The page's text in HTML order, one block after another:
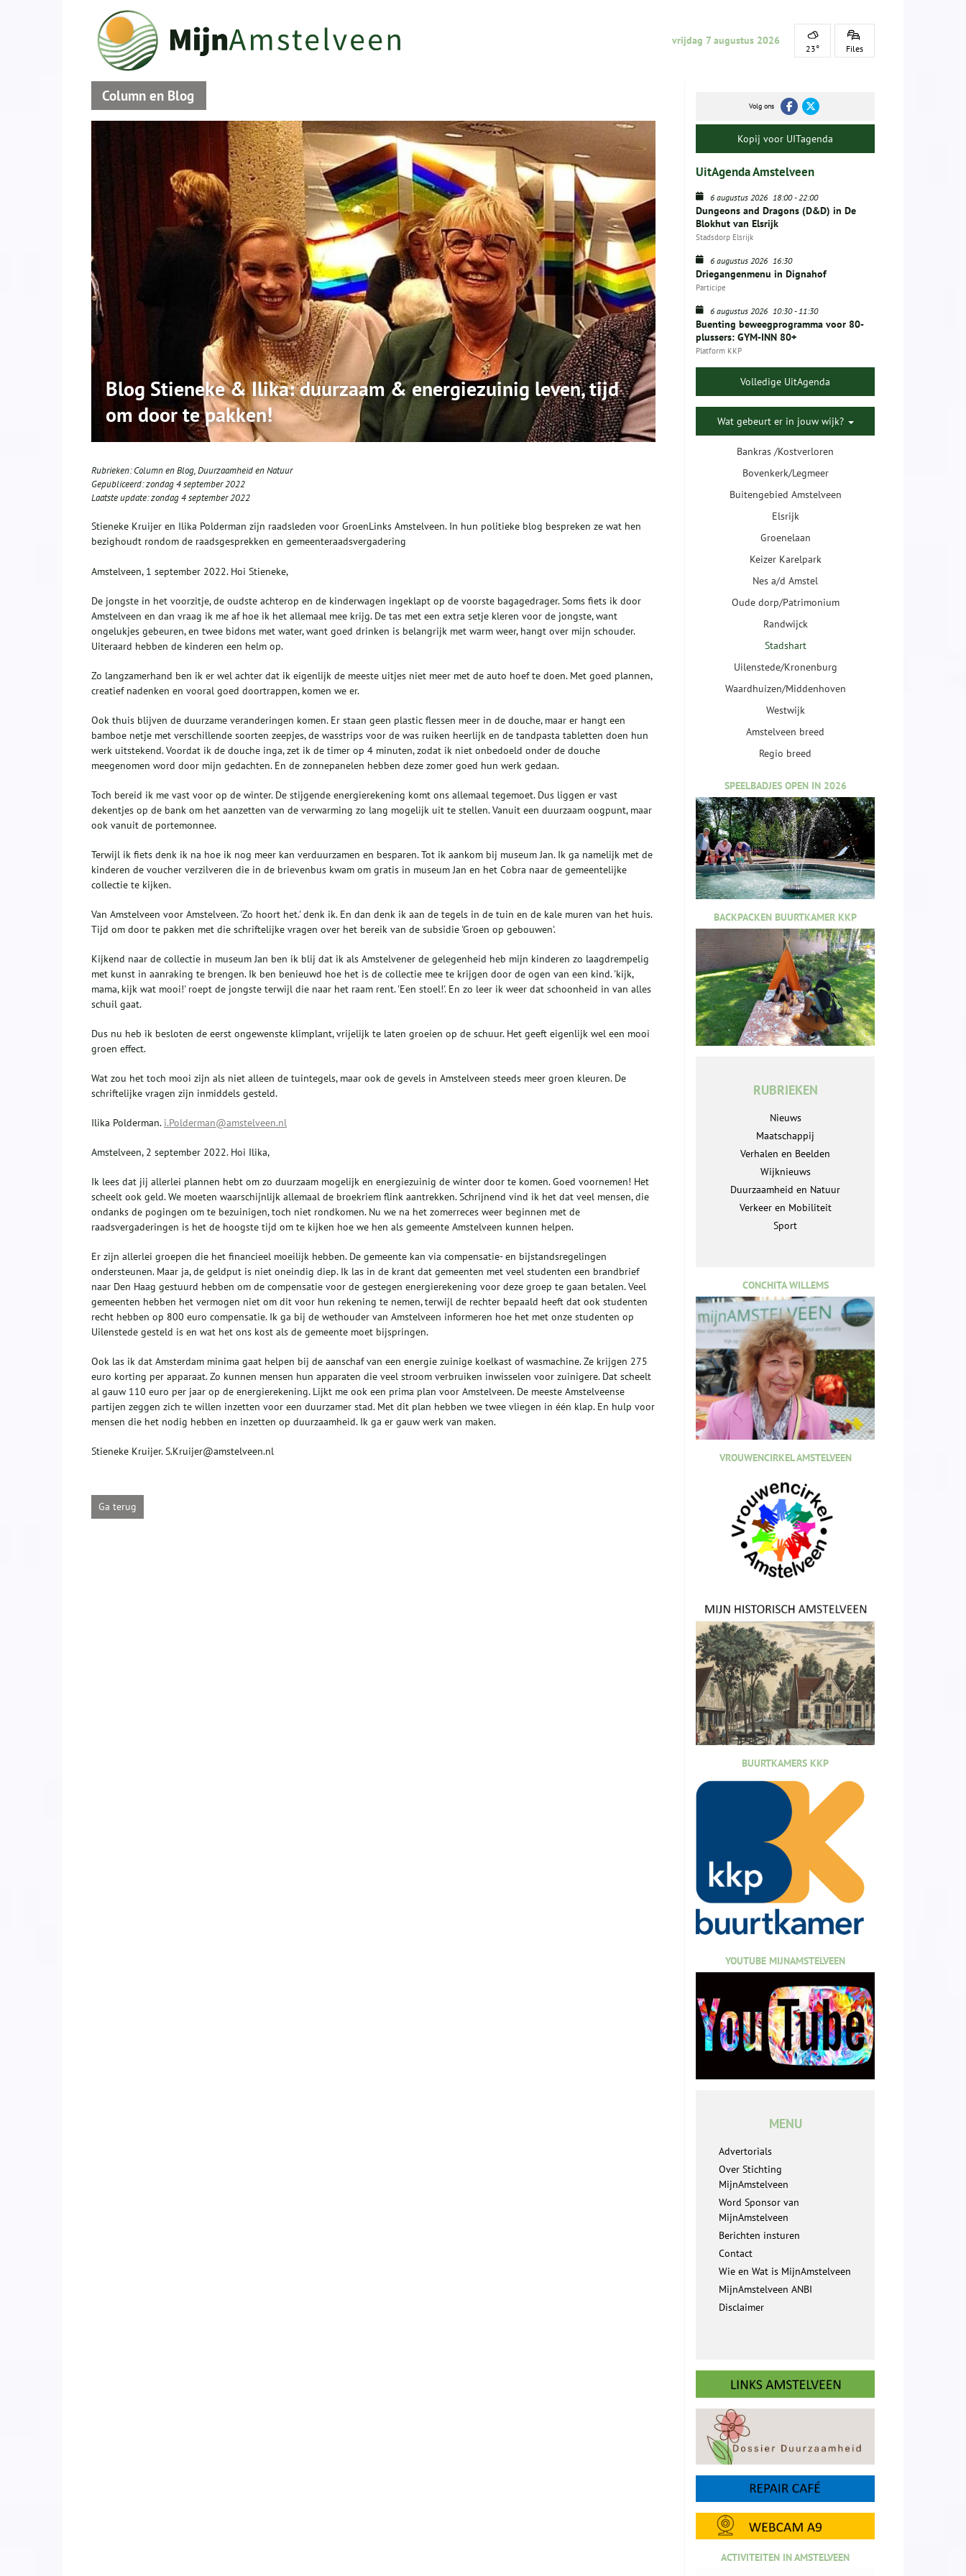
vrijdag 7 augustus 2026
23° Files
Column en Blog
Blog Stieneke & Ilika: duurzaam & energiezuinig leven, tijd
om door te pakken!
Rubrieken:Column en Blog,Duurzaamheid en Natuur
Gepubliceerd:zondag 4 september 2022
Laatste update:zondag 4 september 2022
Stieneke Kruijer en Ilika Polderman zijn raadsleden voor GroenLinks Amstelveen. In hun politieke blog bespreken ze wat hen
bezighoudt rondom de raadsgesprekken en gemeenteraadsvergadering
Amstelveen, 1 september 2022. Hoi Stieneke,
De jongste in het voorzitje, de oudste achterop en de kinderwagen ingeklapt op de voorste bagagedrager. Soms fiets ik door
Amstelveen en dan vraag ik me af hoe ik het allemaal mee krijg. De tas met een extra setje kleren voor de jongste, want
ongelukjes gebeuren, en twee bidons met water, want goed drinken is belangrijk met warm weer, hangt over mijn schouder.
Uiteraard hebben de kinderen een helm op.
Zo langzamerhand ben ik er wel achter dat ik eigenlijk de meeste uitjes niet meer met de auto hoef te doen. Met goed plannen,
creatief nadenken en vooral goed doortrappen, komen we er.
Ook thuis blijven de duurzame veranderingen komen. Er staan geen plastic flessen meer in de douche, maar er hangt een
bamboe netje met verschillende soorten zeepjes, de wasstrips voor de was ruiken heerlijk en de tandpasta tabletten doen hun
werk uitstekend. Voordat ik de douche inga, zet ik de timer op 4 minuten, zodat ik niet onbedoeld onder de douche
meegenomen word door mijn gedachten. En de zonnepanelen hebben deze zomer goed hun werk gedaan.
Toch bereid ik me vast voor op de winter. De stijgende energierekening komt ons allemaal tegemoet. Dus liggen er vast
dekentjes op de bank om het aanzetten van de verwarming zo lang mogelijk uit te stellen. Vanuit een duurzaam oogpunt, maar
ook vanuit de portemonnee.
Terwijl ik fiets denk ik na hoe ik nog meer kan verduurzamen en besparen. Tot ik aankom bij museum Jan. Ik ga namelijk met de
kinderen de voucher verzilveren die in de brievenbus kwam om gratis in museum Jan en het Cobra naar de gemeentelijke
collectie te kijken.
Van Amstelveen voor Amstelveen. 'Zo hoort het.' denk ik. En dan denk ik aan de tegels in de tuin en de kale muren van het huis.
Tijd om door te pakken met die schriftelijke vragen over het bereik van de subsidie 'Groen op gebouwen'.
Kijkend naar de collectie in museum Jan ben ik blij dat ik als Amstelvener de gelegenheid heb mijn kinderen zo laagdrempelig
met kunst in aanraking te brengen. Ik ben benieuwd hoe het is de collectie mee te krijgen door de ogen van een kind. 'kijk,
mama, kijk wat mooi!' roept de jongste terwijl die naar het raam rent. 'Een stoel!'. En zo leer ik weer dat schoonheid in van alles
schuil gaat.
Dus nu heb ik besloten de eerst ongewenste klimplant, vrijelijk te laten groeien op de schuur. Het geeft eigenlijk wel een mooi
groen effect.
Wat zou het toch mooi zijn als niet alleen de tuintegels, maar ook de gevels in Amstelveen steeds meer groen kleuren. De
schriftelijke vragen zijn inmiddels gesteld.
Ilika Polderman. i.Polderman@amstelveen.nl
Amstelveen, 2 september 2022. Hoi Ilika,
Ik lees dat jij allerlei plannen hebt om zo duurzaam mogelijk en energiezuinig de winter door te komen. Goed voornemen! Het
scheelt ook geld. We moeten waarschijnlijk allemaal de broekriem flink aantrekken. Schrijnend vind ik het dat veel mensen, die
ondanks de pogingen om te bezuinigen, toch niet rondkomen. Nu we na het zomerreces weer beginnen met de
raadsvergaderingen is het de hoogste tijd om te kijken hoe we hen als gemeente Amstelveen kunnen helpen.
Er zijn allerlei groepen die het financieel moeilijk hebben. De gemeente kan via compensatie- en bijstandsregelingen
ondersteunen. Maar ja, de geldput is niet oneindig diep. Ik las in de krant dat gemeenten met veel studenten een brandbrief
naar Den Haag gestuurd hebben om de compensatie voor de gestegen energierekening voor deze groep te gaan betalen. Veel
gemeenten hebben het vermogen niet om dit voor hun rekening te nemen, terwijl de rechter bepaald heeft dat ook studenten
recht hebben op 800 euro compensatie. Ik ga bij de wethouder van Amstelveen informeren hoe het met onze studenten op
Uilenstede gesteld is en wat het ons kost als de gemeente moet bijspringen.
Ook las ik dat Amsterdam minima gaat helpen bij de aanschaf van een energie zuinige koelkast of wasmachine. Ze krijgen 275
euro korting per apparaat. Zo kunnen mensen hun apparaten die veel stroom verbruiken inwisselen voor zuinigere. Dat scheelt
al gauw 110 euro per jaar op de energierekening. Lijkt me ook een prima plan voor Amstelveen. De meeste Amstelveense
partijen zeggen zich te willen inzetten voor een duurzamer stad. Met dit plan hebben we twee vliegen in één klap. En hulp voor
mensen die het nodig hebben en inzetten op duurzaamheid. Ik ga er gauw werk van maken.
Stieneke Kruijer. S.Kruijer@amstelveen.nl
Ga terug
Volg ons
Kopij voor UITagenda
UitAgenda Amstelveen
6 augustus 2026 18:00-22:00
Dungeons and Dragons (D&D) in De
Blokhut van Elsrijk
Stadsdorp Elsrijk
6 augustus 2026 16:30
Driegangenmenu in Dignahof
Participe
6 augustus 2026 10:30-11:30
Buenting beweegprogramma voor 80-
plussers: GYM-INN 80+
Platform KKP
Volledige UitAgenda
Wat gebeurt er in jouw wijk?
Bankras /Kostverloren
Bovenkerk/Legmeer
Buitengebied Amstelveen
Elsrijk
Groenelaan
Keizer Karelpark
Nes a/d Amstel
Oude dorp/Patrimonium
Randwijck
Stadshart
Uilenstede/Kronenburg
Waardhuizen/Middenhoven
Westwijk
Amstelveen breed
Regio breed
SPEELBADJES OPEN IN 2026
BACKPACKEN BUURTKAMER KKP
RUBRIEKEN
Nieuws
Maatschappij
Verhalen en Beelden
Wijknieuws
Duurzaamheid en Natuur
Verkeer en Mobiliteit
Sport
CONCHITA WILLEMS
VROUWENCIRKEL AMSTELVEEN
BUURTKAMERS KKP
YOUTUBE MIJNAMSTELVEEN
MENU
Advertorials
Over Stichting
MijnAmstelveen
Word Sponsor van
MijnAmstelveen
Berichten insturen
Contact
Wie en Wat is MijnAmstelveen
MijnAmstelveen ANBI
Disclaimer
ACTIVITEITEN IN AMSTELVEEN